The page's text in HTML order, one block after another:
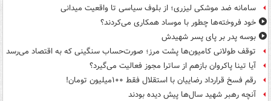
سامانه ضد موشکی لیزری؛ از بلوف سیاسی تا واقعیت میدانی
خود فروخته‌ها چطور با موساد همکاری می‌کردند؟
بوسه‌ پدر بر پای پسر شهیدش
توقف طولانی کامیون‌ها پشت مرز؛ صورت‌حساب سنگینی که به اقتصاد می‌رسد
آیا تینا پاکروان بازهم از ساترا مجوز فعالیت می‌گیرد؟
رقم فسخ قرارداد رضاییان با استقلال فقط ۱۰۰میلیون تومان!
آنچه رهبر شهید سال‌ها پیش دیده بودند